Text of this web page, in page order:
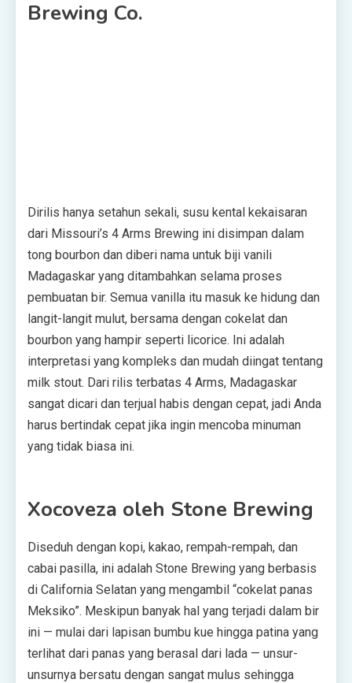
Brewing Co.
Dirilis hanya setahun sekali, susu kental kekaisaran
dari Missouri’s 4 Arms Brewing ini disimpan dalam
tong bourbon dan diberi nama untuk biji vanili
Madagaskar yang ditambahkan selama proses
pembuatan bir. Semua vanilla itu masuk ke hidung dan
langit-langit mulut, bersama dengan cokelat dan
bourbon yang hampir seperti licorice. Ini adalah
interpretasi yang kompleks dan mudah diingat tentang
milk stout. Dari rilis terbatas 4 Arms, Madagaskar
sangat dicari dan terjual habis dengan cepat, jadi Anda
harus bertindak cepat jika ingin mencoba minuman
yang tidak biasa ini.
Xocoveza oleh Stone Brewing
Diseduh dengan kopi, kakao, rempah-rempah, dan
cabai pasilla, ini adalah Stone Brewing yang berbasis
di California Selatan yang mengambil “cokelat panas
Meksiko”. Meskipun banyak hal yang terjadi dalam bir
ini — mulai dari lapisan bumbu kue hingga patina yang
terlihat dari panas yang berasal dari lada — unsur-
unsurnya bersatu dengan sangat mulus sehingga